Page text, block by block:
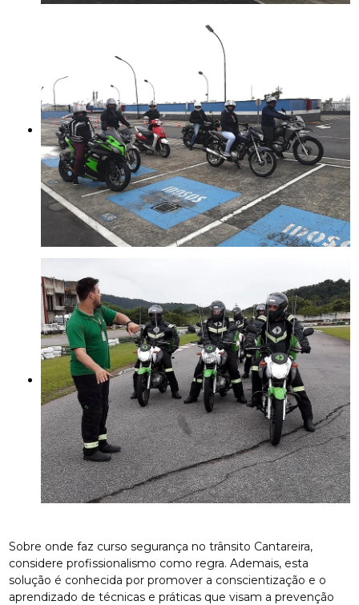
Sobre onde faz curso segurança no trânsito Cantareira,
considere profissionalismo como regra. Ademais, esta
solução é conhecida por promover a conscientização e o
aprendizado de técnicas e práticas que visam a prevenção